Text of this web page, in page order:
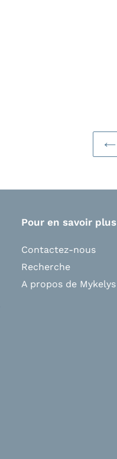
Pour en savoir plus
Contactez-nous
Recherche
A propos de Mykelys